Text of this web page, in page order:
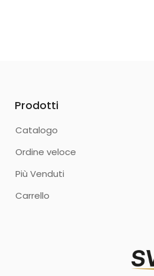
Prodotti
Catalogo
Ordine veloce
Più Venduti
Carrello